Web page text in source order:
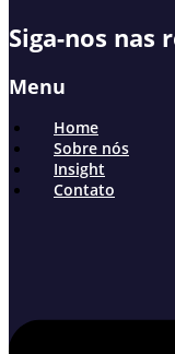
Siga-nos nas
Menu
Home
Sobre nós
Insight
Contato